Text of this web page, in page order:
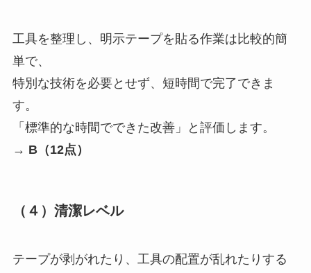
工具を整理し、明示テープを貼る作業は比較的簡
単で、
特別な技術を必要とせず、短時間で完了できま
す。
「標準的な時間でできた改善」と評価します。
→ B（12点）
（４）清潔レベル
テープが剥がれたり、工具の配置が乱れたりする